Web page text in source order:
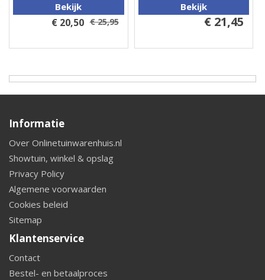
Bekijk
€ 20,50 € 25,95
Bekijk
€ 21,45
Informatie
Over Onlinetuinwarenhuis.nl
Showtuin, winkel & opslag
Privacy Policy
Algemene voorwaarden
Cookies beleid
Sitemap
Klantenservice
Contact
Bestel- en betaalproces